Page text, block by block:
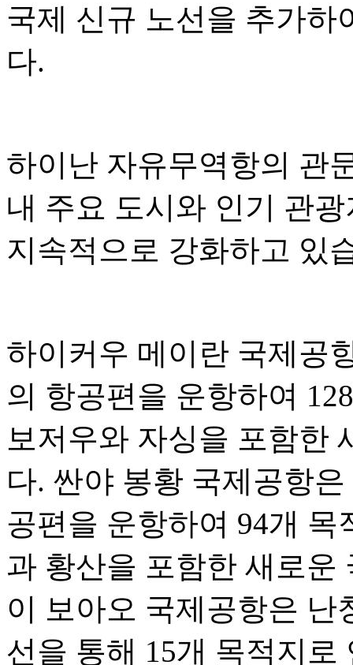
국제 신규 노선을 추가하
다.
하이난 자유무역항의 관
내 주요 도시와 인기 관
지속적으로 강화하고 있
하이커우 메이란 국제공
의 항공편을 운항하여
보저우와 자싱을 포함한
다. 싼야 봉황 국제공항
공편을 운항하여 94개
과 황산을 포함한 새로운
이 보아오 국제공항은 난
선을 통해 15개 목적지